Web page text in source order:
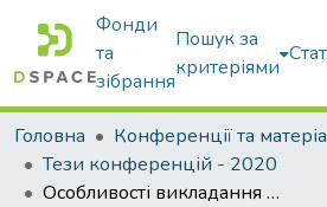
Фонди
та
зібрання
Пошук за
критеріями
Головна
Тези конференцій - 2020
Особливості викладання дисципліни «Технологія конструкційних матеріалів» англійською мовою